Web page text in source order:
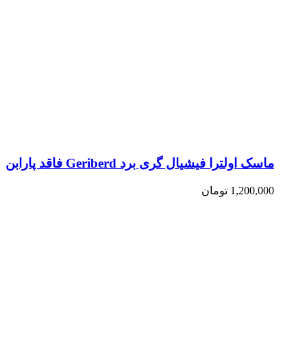
ماسک اولترا فیشیال گری برد Geriberd فاقد پارابن
1,200,000 تومان